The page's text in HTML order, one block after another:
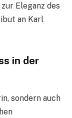
Eleganz des
an Karl
in der
sondern auch